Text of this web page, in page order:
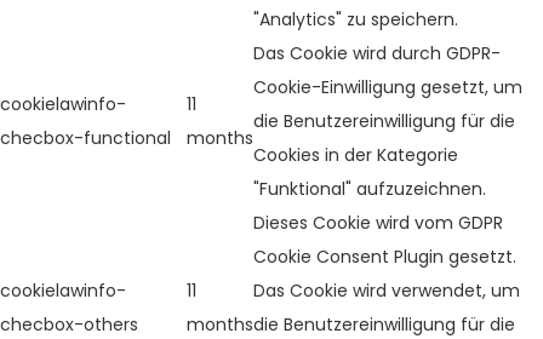
"Analytics" zu speichern.
cookielawinfo-
checbox-functional
11
months
Das Cookie wird durch GDPR-
Cookie-Einwilligung gesetzt, um
die Benutzereinwilligung für die
Cookies in der Kategorie
"Funktional" aufzuzeichnen.
cookielawinfo-
checbox-others
11
months
Dieses Cookie wird vom GDPR
Cookie Consent Plugin gesetzt.
Das Cookie wird verwendet, um
die Benutzereinwilligung für die